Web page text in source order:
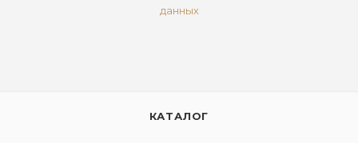
данных
КАТАЛОГ